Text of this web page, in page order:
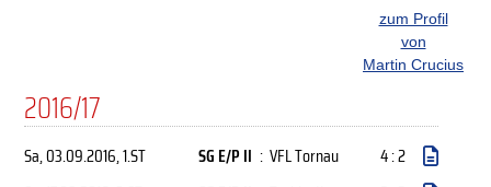
zum Profil
von
Martin Crucius
2016/17
Sa, 03.09.2016, 1.ST SG E/P II : VFL Tornau
4 : 2